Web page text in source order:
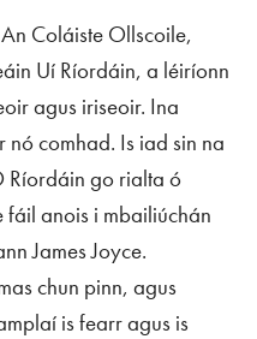
Coláiste Ollscoile,
Uí Ríordáin, a léiríonn
agus iriseoir. Ina
comhad. Is iad sin na
Ríordáin go rialta ó
anois i mbailiúchán
James Joyce.
chun pinn, agus
is fearr agus is